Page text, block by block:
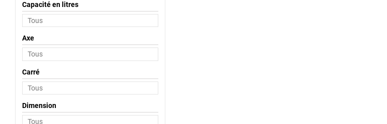
Capacité en litres
Axe
Carré
Dimension